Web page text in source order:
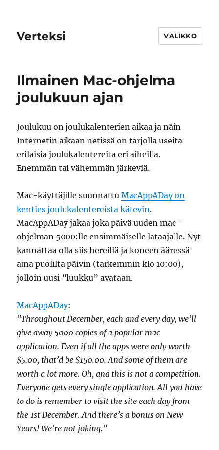
Verteksi VALIKKO
Ilmainen Mac-ohjelma
joulukuun ajan
Joulukuu on joulukalenterien aikaa ja näin
Internetin aikaan netissä on tarjolla useita
erilaisia joulukalentereita eri aiheilla.
Enemmän tai vähemmän järkeviä.
Mac-käyttäjille suunnattuMacAppADay on
kenties joulukalentereista kätevin.
MacAppADay jakaa joka päivä uuden mac -
ohjelman 5000:lle ensimmäiselle lataajalle. Nyt
kannattaa olla siis hereillä ja koneen ääressä
aina puolilta päivin (tarkemmin klo 10:00),
jolloin uusi ”luukku” avataan.
MacAppADay:
”Throughout December, each and every day, we’ll
give away 5000 copies of a popular mac
application. Even if all the apps were only worth
$5.00, that’d be $150.00. And some of them are
worth a lot more. Oh, and this is not a competition.
Everyone gets every single application. All you have
to do is remember to visit the site each day from
the 1st December. And there’s a bonus on New
Years! We’re not joking.”